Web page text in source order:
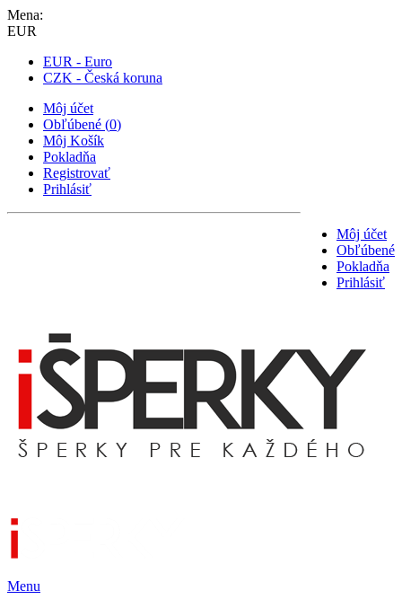
Mena:
EUR
EUR - Euro
CZK - Česká koruna
Môj účet
Obľúbené (0)
Môj Košík
Pokladňa
Registrovať
Prihlásiť
Môj účet
Obľúbené
Pokladňa
Prihlásiť
Menu